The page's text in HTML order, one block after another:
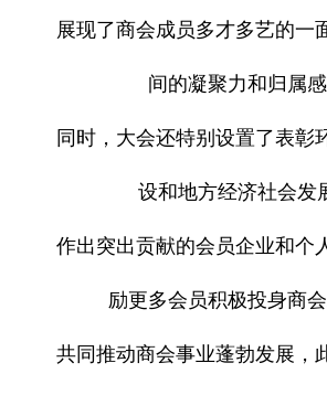
展现了商会成员多才多艺的一
间的凝聚力和归属感
同时，大会还特别设置了表彰
设和地方经济社会发
作出突出贡献的会员企业和个
励更多会员积极投身商会
共同推动商会事业蓬勃发展，